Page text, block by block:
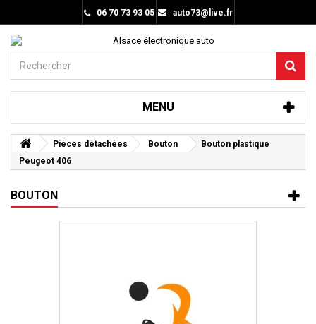
06 70 73 93 05 auto73@live.fr
MENU
Pièces détachées Bouton
Bouton plastique
Peugeot 406
BOUTON